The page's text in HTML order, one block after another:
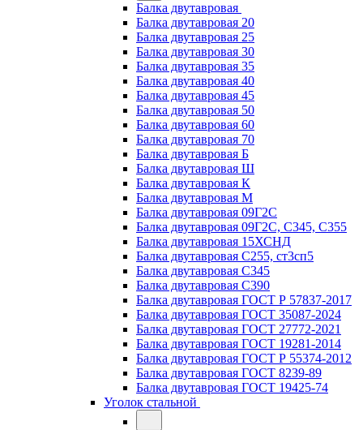
Балка двутавровая
Балка двутавровая 20
Балка двутавровая 25
Балка двутавровая 30
Балка двутавровая 35
Балка двутавровая 40
Балка двутавровая 45
Балка двутавровая 50
Балка двутавровая 60
Балка двутавровая 70
Балка двутавровая Б
Балка двутавровая Ш
Балка двутавровая К
Балка двутавровая М
Балка двутавровая 09Г2С
Балка двутавровая 09Г2С, С345, С355
Балка двутавровая 15ХСНД
Балка двутавровая С255, ст3сп5
Балка двутавровая С345
Балка двутавровая С390
Балка двутавровая ГОСТ Р 57837-2017
Балка двутавровая ГОСТ 35087-2024
Балка двутавровая ГОСТ 27772-2021
Балка двутавровая ГОСТ 19281-2014
Балка двутавровая ГОСТ Р 55374-2012
Балка двутавровая ГОСТ 8239-89
Балка двутавровая ГОСТ 19425-74
Уголок стальной